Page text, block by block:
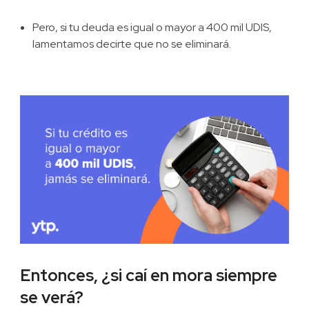
Pero, si tu deuda es igual o mayor a 400 mil UDIS,
lamentamos decirte que no se eliminará.
Entonces, ¿si caí en mora siempre
se verá?